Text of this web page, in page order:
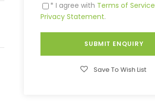
* I agree with Terms of Service
Privacy Statement.
Save To Wish List